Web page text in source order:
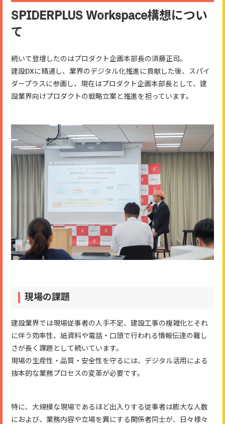
SPIDERPLUS Workspace構想につい
て
続いて登壇したのはプロダクト企画本部長の須藤正司。
建設DXに精通し、業界のデジタル化推進に貢献した後、スパイ
ダープラスに参画し、現在はプロダクト企画本部長として、建
設業界向けプロダクトの戦略立案と推進を担っています。
現場の課題
建設業界では現場従事者の人手不足、建設工事の複雑化とそれ
に伴う効率性、紙資料や電話・口頭で行われる情報伝達の難し
さが長く課題として続いています。
現場の生産性・品質・安全性を守るには、デジタル活用による
抜本的な業務プロセスの変革が必要です。
特に、大規模な現場であるほど出入りする従事者は膨大な人数
におよび、業務内容や立場を異にする関係者同士が、日々様々